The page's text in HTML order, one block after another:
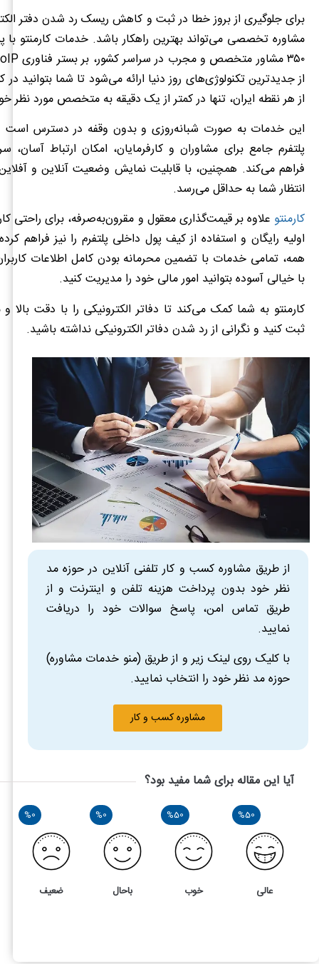
برای جلوگیری از بروز خطا در ثبت و کاهش ریسک رد شدن دفتر
مشاوره تخصصی می‌تواند بهترین راهکار باشد. خدمات کارمنتو با
از جدیدترین تکنولوژی‌های روز دنیا ارائه می‌شود تا شما بتوانید در
از هر نقطه ایران، تنها در کمتر از یک دقیقه به متخصص مورد
این خدمات به صورت شبانه‌روزی و بدون وقفه در دسترس
پلتفرم جامع برای مشاوران و کارفرمایان، امکان ارتباط آسان،
فراهم می‌کند. همچنین، با قابلیت نمایش وضعیت آنلاین و
انتظار شما به حداقل می‌رسد.
کارمنتو علاوه بر قیمت‌گذاری معقول و مقرون‌به‌صرفه، برای راحتی
اولیه رایگان و استفاده از کیف پول داخلی پلتفرم را نیز فراهم
همه، تمامی خدمات با تضمین محرمانه بودن کامل اطلاعات
با خیالی آسوده بتوانید امور مالی خود را مدیریت کنید.
کارمنتو به شما کمک می‌کند تا دفاتر الکترونیکی را با دقت بالا و
ثبت کنید و نگرانی از رد شدن دفاتر الکترونیکی نداشته باشید.
از طریق مشاوره کسب و کار تلفنی آنلاین در حوزه مد
نظر خود بدون پرداخت هزینه تلفن و اینترنت و از
طریق تماس امن، پاسخ سوالات خود را دریافت
نمایید.
با کلیک روی لینک زیر و از طریق (منو خدمات مشاوره)
حوزه مد نظر خود را انتخاب نمایید.
مشاوره کسب و کار
آیا این مقاله برای شما مفید بود؟
%50
عالی
%50
خوب
%0
باحال
%0
ضعیف